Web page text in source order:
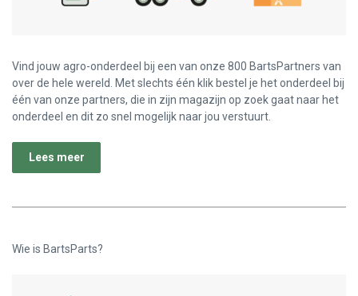
Vind jouw agro-onderdeel bij een van onze 800 BartsPartners van
over de hele wereld. Met slechts één klik bestel je het onderdeel bij
één van onze partners, die in zijn magazijn op zoek gaat naar het
onderdeel en dit zo snel mogelijk naar jou verstuurt.
Lees meer
Wie is BartsParts?